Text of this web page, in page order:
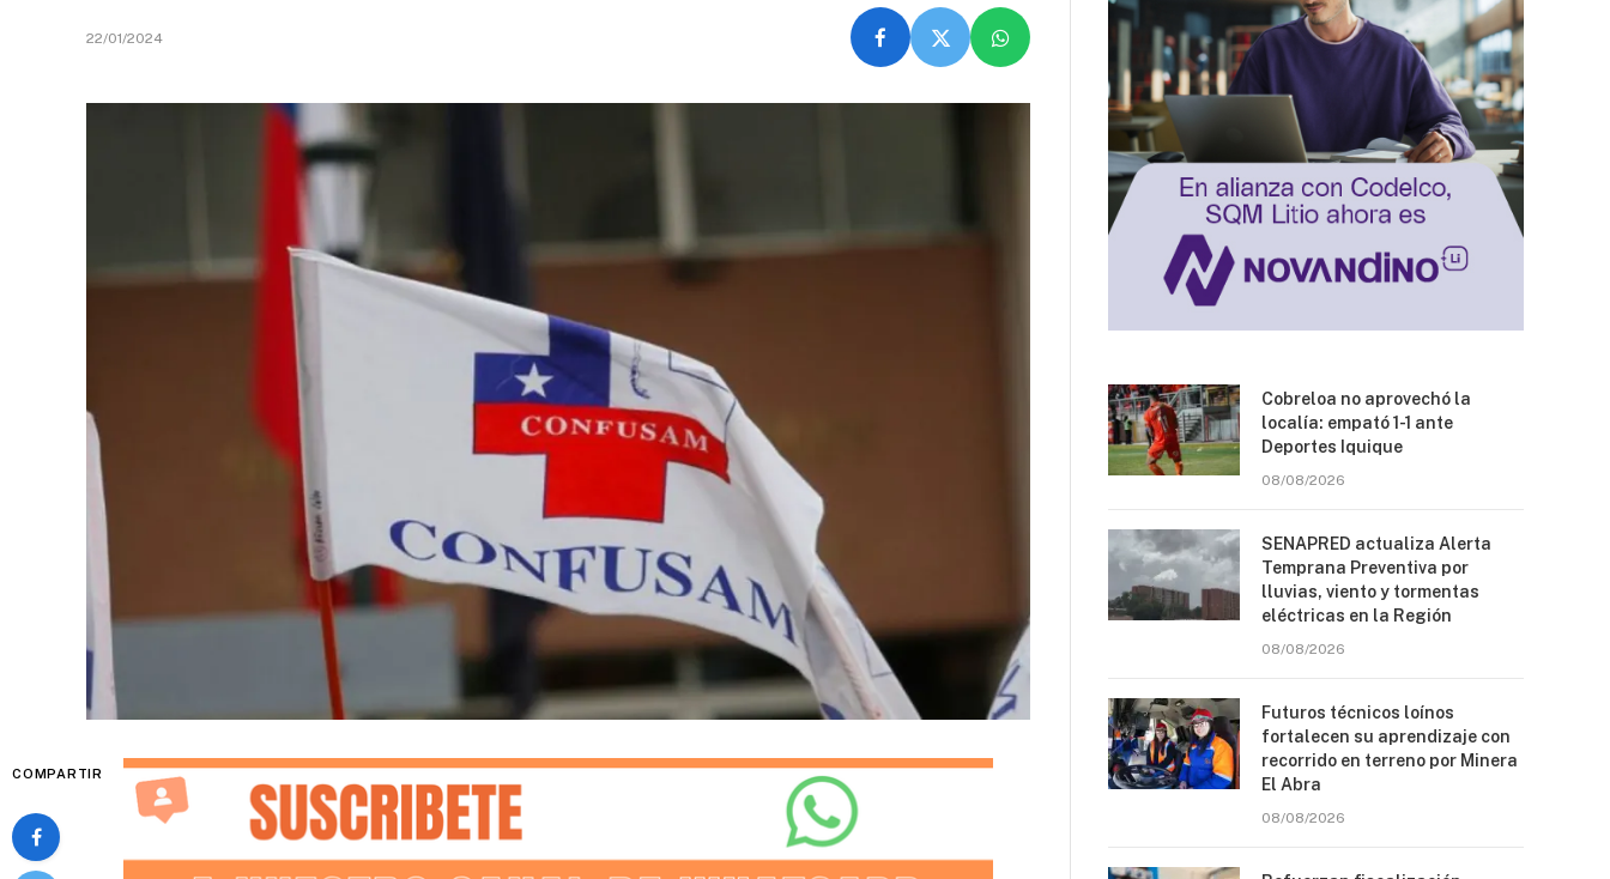
22/01/2024
COMPARTIR
Cobreloa no aprovechó la
localía: empató 1-1 ante
Deportes Iquique
08/08/2026
SENAPRED actualiza Alerta
Temprana Preventiva por
lluvias, viento y tormentas
eléctricas en la Región
08/08/2026
Futuros técnicos loínos
fortalecen su aprendizaje con
recorrido en terreno por Minera
El Abra
08/08/2026